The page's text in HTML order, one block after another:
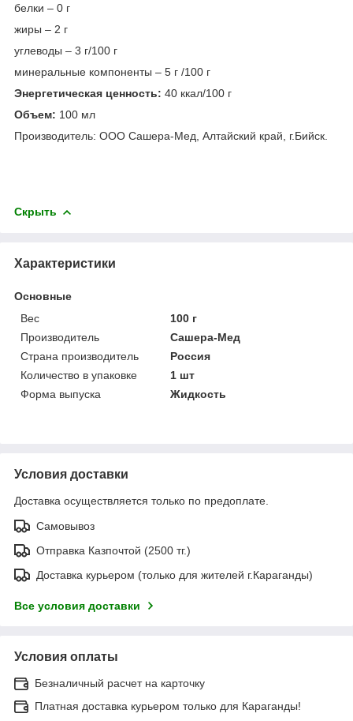
белки – 0 г
жиры – 2 г
углеводы – 3 г/100 г
минеральные компоненты – 5 г /100 г
Энергетическая ценность: 40 ккал/100 г
Объем: 100 мл
Производитель: ООО Сашера-Мед, Алтайский край, г.Бийск.
Скрыть
Характеристики
Основные
Вес
100 г
Производитель
Сашера-Мед
Страна производитель
Россия
Количество в упаковке
1 шт
Форма выпуска
Жидкость
Условия доставки
Доставка осуществляется только по предоплате.
Самовывоз
Отправка Казпочтой (2500 тг.)
Доставка курьером (только для жителей г.Караганды)
Все условия доставки
Условия оплаты
Безналичный расчет на карточку
Платная доставка курьером только для Караганды!